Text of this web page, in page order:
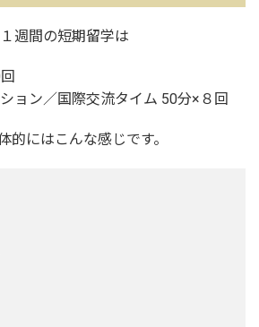
週間の短期留学は
ョン／国際交流タイム 50分×８回
的にはこんな感じです。